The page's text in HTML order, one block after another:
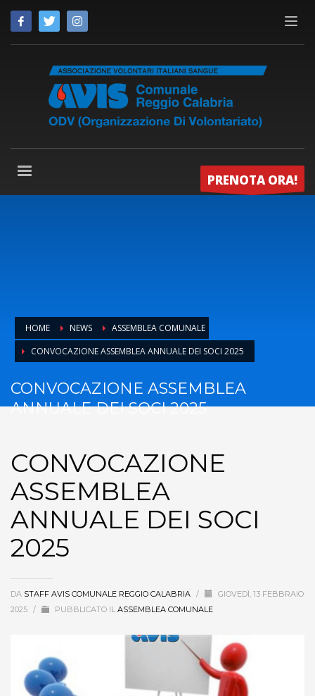
PRENOTA ORA!
HOME NEWS
ASSEMBLEA COMUNALE
CONVOCAZIONE ASSEMBLEA ANNUALE DEI SOCI 2025
CONVOCAZIONE ASSEMBLEA
ANNUALE DEI SOCI 2025
CONVOCAZIONE
ASSEMBLEA
ANNUALE DEI SOCI
2025
DA STAFF AVIS COMUNALE REGGIO CALABRIA /
GIOVEDÌ, 13 FEBBRAIO
2025 / PUBBLICATO IL ASSEMBLEA COMUNALE